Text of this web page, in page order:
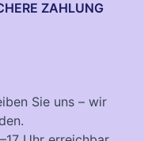
ZAHLUNG
Sie uns – wir